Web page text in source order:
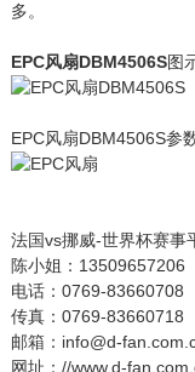
多。
EPC风扇DBM4506S图
EPC风扇DBM4506S参
法国vs挪威-世界杯赛事
陈小姐：13509657206
电话：0769-83660708
传真：0769-83660718
邮箱：info@d-
网址：//www.d-